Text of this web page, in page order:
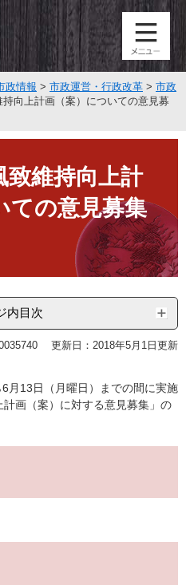
政情報 > 市政運営・行政改革 > 市政
向上計画（案）についての意見募
致維持向上計
ての意見募集
内目次
更新日：2018年5月1日更新
月13日（月曜日）までの間に実施
画（案）に対する意見募集」の